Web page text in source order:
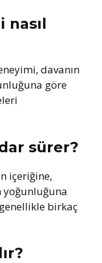
nasıl
davanın
göre
sürer?
içeriğine,
birkaç